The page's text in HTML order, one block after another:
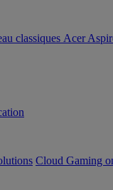
classiques Acer
Cloud Gaming